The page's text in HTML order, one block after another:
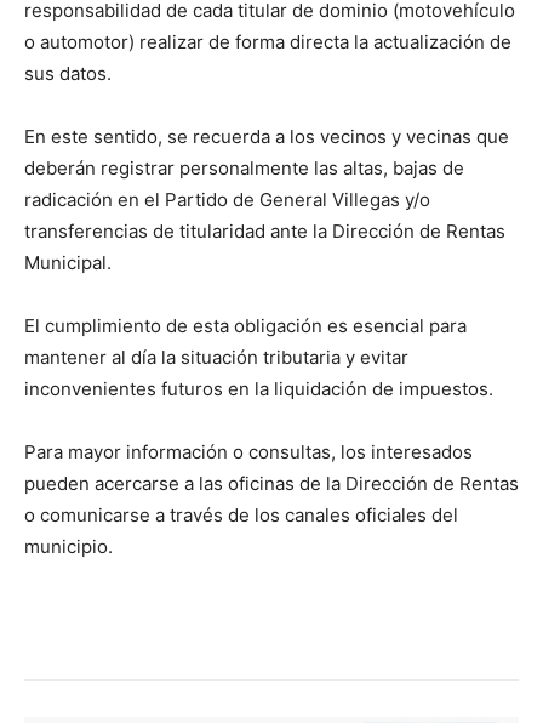
responsabilidad de cada titular de dominio (motovehículo
o automotor) realizar de forma directa la actualización de
sus datos.
En este sentido, se recuerda a los vecinos y vecinas que
deberán registrar personalmente las altas, bajas de
radicación en el Partido de General Villegas y/o
transferencias de titularidad ante la Dirección de Rentas
Municipal.
El cumplimiento de esta obligación es esencial para
mantener al día la situación tributaria y evitar
inconvenientes futuros en la liquidación de impuestos.
Para mayor información o consultas, los interesados
pueden acercarse a las oficinas de la Dirección de Rentas
o comunicarse a través de los canales oficiales del
municipio.